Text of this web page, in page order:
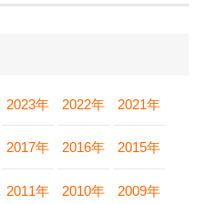
2023年 2022年 2021年
2017年 2016年 2015年
2011年 2010年 2009年